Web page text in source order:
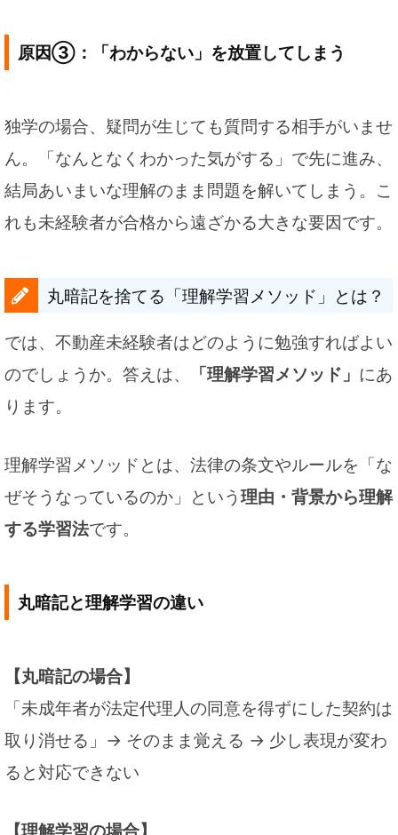
原因③：「わからない」を放置してしまう
独学の場合、疑問が生じても質問する相手がいませ
ん。「なんとなくわかった気がする」で先に進み、
結局あいまいな理解のまま問題を解いてしまう。こ
れも未経験者が合格から遠ざかる大きな要因です。
丸暗記を捨てる「理解学習メソッド」とは？
では、不動産未経験者はどのように勉強すればよい
のでしょうか。答えは、
「理解学習メソッド」 にあ
ります。
理解学習メソッドとは、法律の条文やルールを「な
ぜそうなっているのか」という 理由・背景から理解
する学習法です。
丸暗記と理解学習の違い
【丸暗記の場合】
「未成年者が法定代理人の同意を得ずにした契約は
取り消せる」→ そのまま覚える → 少し表現が変わ
ると対応できない
【理解学習の場合】